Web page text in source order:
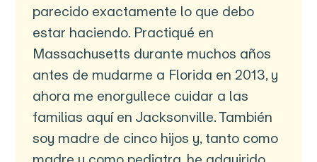
parecido exactamente lo que debo
estar haciendo. Practiqué en
Massachusetts durante muchos años
antes de mudarme a Florida en 2013, y
ahora me enorgullece cuidar a las
familias aquí en Jacksonville. También
soy madre de cinco hijos y, tanto como